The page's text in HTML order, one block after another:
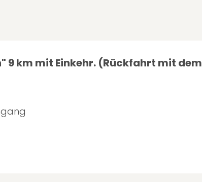
9 km mit Einkehr. (Rückfahrt mit dem